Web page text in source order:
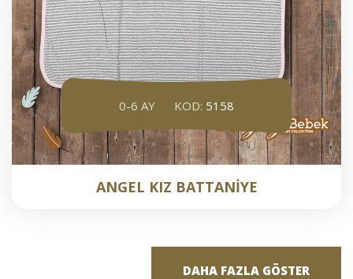
0-6 AY KOD: 5158
ANGEL KIZ BATTANİYE
DAHA FAZLA GÖSTER